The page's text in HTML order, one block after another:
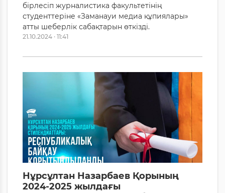
бірлесіп журналистика факультетінің
студенттеріне «Заманауи медиа құпиялары»
атты шеберлік сабақтарын өткізді.
21.10.2024 · 11:41
Нұрсұлтан Назарбаев Қорының
2024-2025 жылдағы